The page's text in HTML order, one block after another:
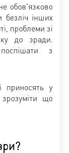
обов'язково
інших
проблеми зі
до зради.
з
приносять у
що